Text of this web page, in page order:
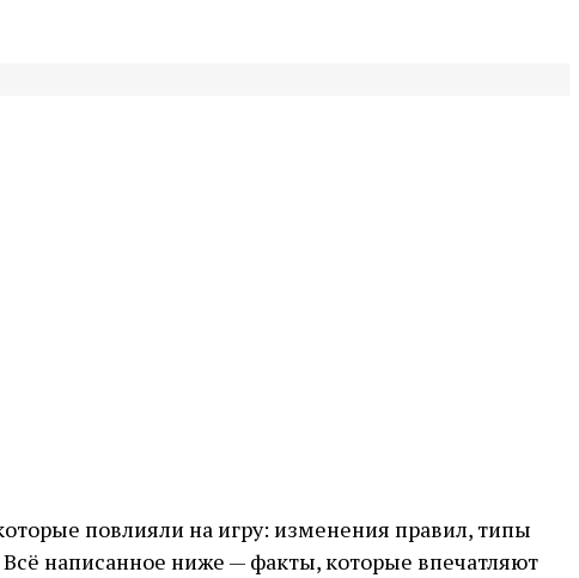
повлияли на игру: изменения правил, типы
написанное ниже — факты, которые впечатляют